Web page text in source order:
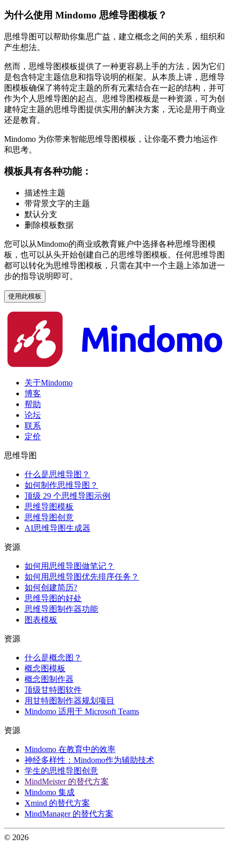
为什么使用 Mindomo 思维导图模板？
思维导图可以帮助你集思广益，建立概念之间的关系，组织和
产生想法。
然而，思维导图模板提供了一种更容易上手的方法，因为它们
是包含特定主题信息和指导说明的框架。从本质上讲，思维导
图模板确保了将特定主题的所有元素结合在一起的结构，并可
作为个人思维导图的起点。思维导图模板是一种资源，可为创
建特定主题的思维导图提供实用的解决方案，无论是用于商业
还是教育。
Mindomo 为你带来智能思维导图模板，让你毫不费力地运作
和思考。
模板具有各种功能：
描述性主题
带背景文字的主题
默认分支
删除模板数据
您可以从Mindomo的商业或教育账户中选择各种思维导图模
板，也可以从头开始创建自己的思维导图模板。任何思维导图
都可以转化为思维导图模板，只需在其中一个主题上添加进一
步的指导说明即可。
使用此模板
关于Mindomo
博客
帮助
论坛
联系
定价
思维导图
什么是思维导图？
如何制作思维导图？
顶级 29 个思维导图示例
思维导图模板
思维导图创意
AI思维导图生成器
资源
如何用思维导图做笔记？
如何用思维导图优先排序任务？
如何创建简历?
思维导图的好处
思维导图制作器功能
图表模板
资源
什么是概念图？
概念图模板
概念图制作器
顶级甘特图软件
用甘特图制作器规划项目
Mindomo 适用于 Microsoft Teams
资源
Mindomo 在教育中的效率
神经多样性：Mindomo作为辅助技术
学生的思维导图创意
MindMeister 的替代方案
Mindomo 集成
Xmind 的替代方案
MindManager 的替代方案
© 2026